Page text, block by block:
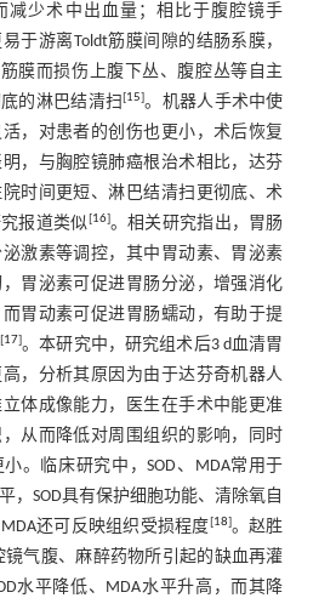
减少术中出血量；相比于腹腔镜手
于游离Toldt筋膜间隙的结肠系膜，
膜而损伤上腹下丛、腹腔丛等自主
的淋巴结清扫[15]。机器人手术中使
，对患者的创伤也更小，术后恢复
，与胸腔镜肺癌根治术相比，达芬
时间更短、淋巴结清扫更彻底、术
报道类似[16]。相关研究指出，胃肠
激素等调控，其中胃动素、胃泌素
胃泌素可促进胃肠分泌，增强消化
胃动素可促进胃肠蠕动，有助于提
[17]。本研究中，研究组术后3 d血清胃
，分析其原因为由于达芬奇机器人
体成像能力，医生在手术中能更准
从而降低对周围组织的影响，同时
。临床研究中，SOD、MDA常用于
，SOD具有保护细胞功能、清除氧自
还可反映组织受损程度 [18]。赵胜
镜气腹、麻醉药物所引起的缺血再灌
水平降低、MDA水平升高，而其降